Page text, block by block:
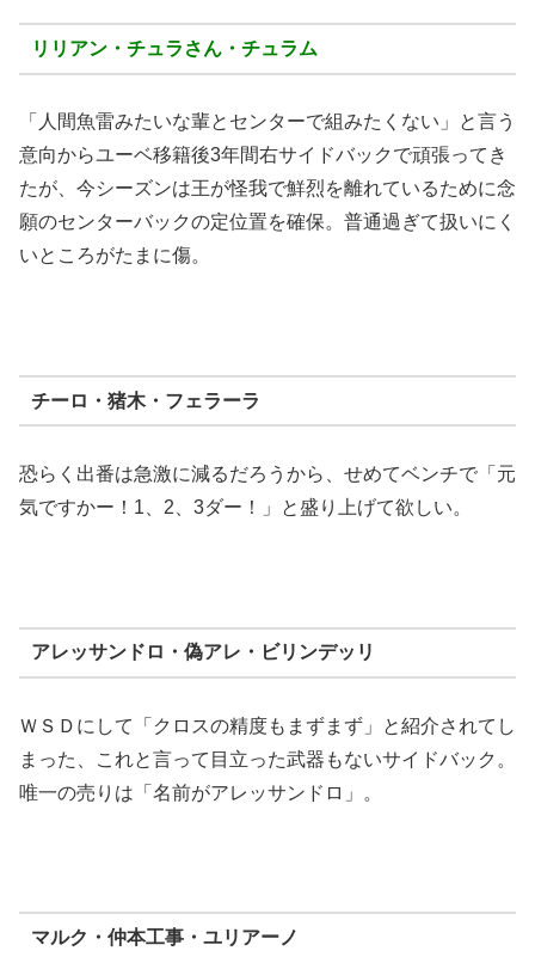
リリアン・チュラさん・チュラム
「人間魚雷みたいな輩とセンターで組みたくない」と言う
意向からユーベ移籍後3年間右サイドバックで頑張ってき
たが、今シーズンは王が怪我で鮮烈を離れているために念
願のセンターバックの定位置を確保。普通過ぎて扱いにく
いところがたまに傷。
チーロ・猪木・フェラーラ
恐らく出番は急激に減るだろうから、せめてベンチで「元
気ですかー！1、2、3ダー！」と盛り上げて欲しい。
アレッサンドロ・偽アレ・ビリンデッリ
ＷＳＤにして「クロスの精度もまずまず」と紹介されてし
まった、これと言って目立った武器もないサイドバック。
唯一の売りは「名前がアレッサンドロ」。
マルク・仲本工事・ユリアーノ